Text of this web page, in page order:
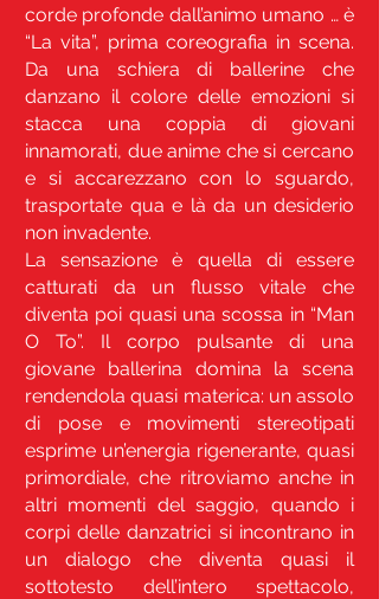
corde profonde dall’animo umano … è
“La vita”, prima coreografia in scena.
Da una schiera di ballerine che
danzano il colore delle emozioni si
stacca una coppia di giovani
innamorati, due anime che si cercano
e si accarezzano con lo sguardo,
trasportate qua e là da un desiderio
non invadente.
La sensazione è quella di essere
catturati da un flusso vitale che
diventa poi quasi una scossa in “Man
O To”. Il corpo pulsante di una
giovane ballerina domina la scena
rendendola quasi materica: un assolo
di pose e movimenti stereotipati
esprime un’energia rigenerante, quasi
primordiale, che ritroviamo anche in
altri momenti del saggio, quando i
corpi delle danzatrici si incontrano in
un dialogo che diventa quasi il
sottotesto dell’intero spettacolo,